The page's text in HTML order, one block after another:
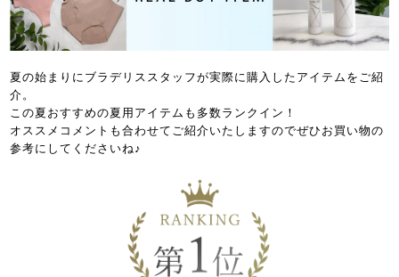
夏の始まりにブラデリススタッフが実際に購入したアイテムをご紹
介。
この夏おすすめの夏用アイテムも多数ランクイン！
オススメコメントも合わせてご紹介いたしますのでぜひお買い物の
参考にしてくださいね♪